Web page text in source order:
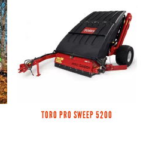
TORO PRO SWEEP 5200